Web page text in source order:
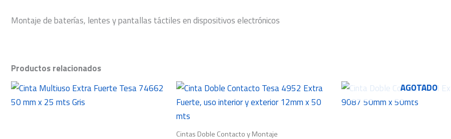
Montaje de baterías, lentes y pantallas táctiles en dispositivos electrónicos
Productos relacionados
Cintas Doble Contacto y Montaje
AGOTADO